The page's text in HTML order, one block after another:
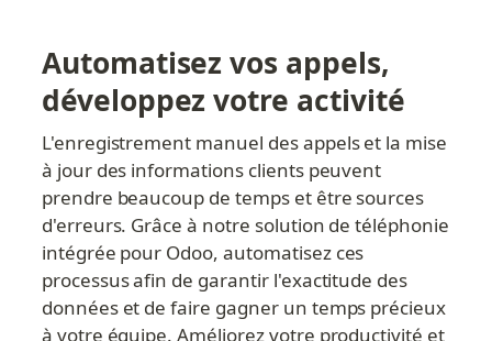
Automatisez vos appels,
développez votre activité
L'enregistrement manuel des appels et la mise
à jour des informations clients peuvent
prendre beaucoup de temps et être sources
d'erreurs. Grâce à notre solution de téléphonie
intégrée pour Odoo, automatisez ces
processus afin de garantir l'exactitude des
données et de faire gagner un temps précieux
à votre équipe. Améliorez votre productivité et